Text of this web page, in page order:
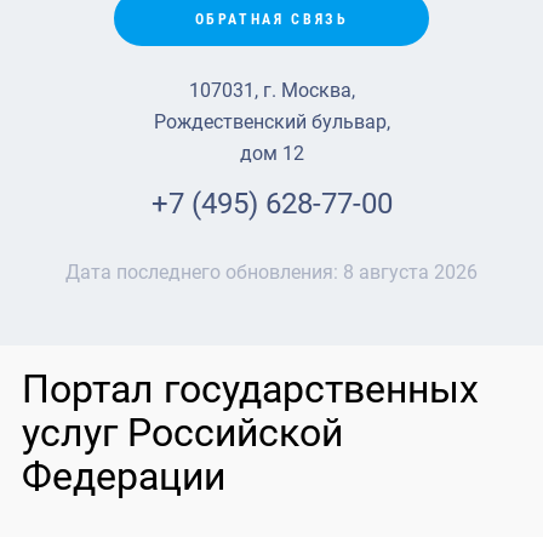
ОБРАТНАЯ СВЯЗЬ
107031, г. Москва,
Рождественский бульвар,
дом 12
+7 (495) 628-77-00
Дата последнего обновления: 8 августа 2026
Портал государственных
услуг Российской
Федерации